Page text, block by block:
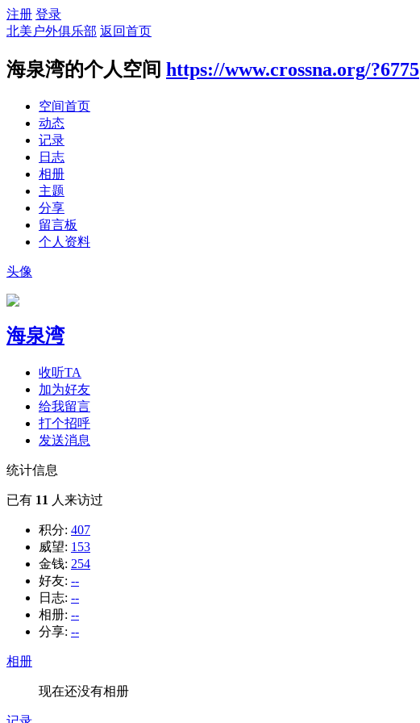
注册 登录
北美户外俱乐部 返回首页
海泉湾的个人空间 https://www.crossna.org/?6775
空间首页
动态
记录
日志
相册
主题
分享
留言板
个人资料
头像
海泉湾
收听TA
加为好友
给我留言
打个招呼
发送消息
统计信息
已有 11 人来访过
积分: 407
威望: 153
金钱: 254
好友: --
日志: --
相册: --
分享: --
相册
现在还没有相册